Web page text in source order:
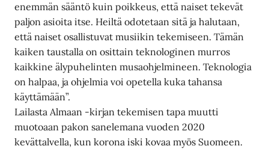
enemmän sääntö kuin poikkeus, että naiset tekevät
paljon asioita itse. Heiltä odotetaan sitä ja halutaan,
että naiset osallistuvat musiikin tekemiseen. Tämän
kaiken taustalla on osittain teknologinen murros
kaikkine älypuhelinten musaohjelmineen. Teknologia
on halpaa, ja ohjelmia voi opetella kuka tahansa
käyttämään”.
Lailasta Almaan -kirjan tekemisen tapa muutti
muotoaan pakon sanelemana vuoden 2020
kevättalvella, kun korona iski kovaa myös Suomeen.